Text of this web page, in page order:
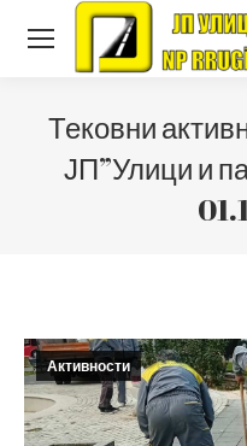
Тековни
ЈП”Улици и
Активности